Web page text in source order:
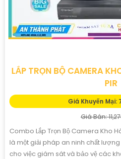
LẮP TRỌN BỘ CAMERA
PIR
Giá Khuyến Mại:
Giá Bán:
Combo Lắp Trọn Bộ Camera Kho
là một giải pháp an ninh chất
cho việc giám sát và bảo vệ các